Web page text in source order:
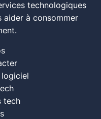
technologiques
aider à consommer
tech